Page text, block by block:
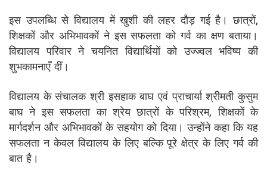
इस उपलब्धि से विद्यालय में खुशी की लहर दौड़ गई है। छात्रों,
शिक्षकों और अभिभावकों ने इस सफलता को गर्व का क्षण बताया।
विद्यालय परिवार ने चयनित विद्यार्थियों को उज्ज्वल भविष्य की
शुभकामनाएँ दीं।
विद्यालय के संचालक श्री इसहाक बाघ एवं प्राचार्या श्रीमती कुसुम
बाघ ने इस सफलता का श्रेय छात्रों के परिश्रम, शिक्षकों के
मार्गदर्शन और अभिभावकों के सहयोग को दिया। उन्होंने कहा कि यह
सफलता न केवल विद्यालय के लिए बल्कि पूरे क्षेत्र के लिए गर्व की
बात है।